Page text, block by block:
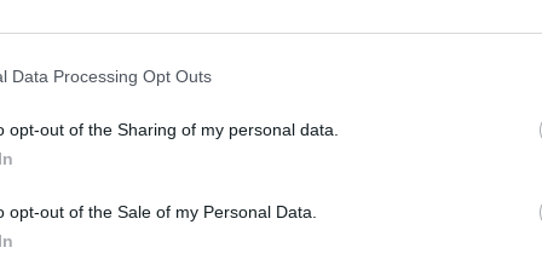
Data Processing Opt Outs
opt-out of the Sharing of my personal data.
opt-out of the Sale of my Personal Data.
Θέατρο Καλαμάτας Παρασκευή 10 Ιουλίου, Σάββατο
21.15 και στη συνέχεια θα περιοδεύσει σε Δήμους και
μειωμένου 10 ευρώ. Προπώληση στην ticketservices.gr
(εργάσιμες μέρες 9:00-14:00).